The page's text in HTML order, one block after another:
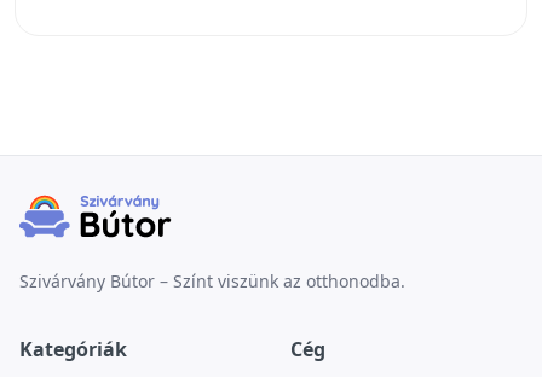
Szivárvány Bútor – Színt viszünk az otthonodba.
Kategóriák Cég